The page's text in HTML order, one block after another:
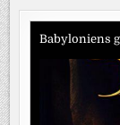
Babyloniens